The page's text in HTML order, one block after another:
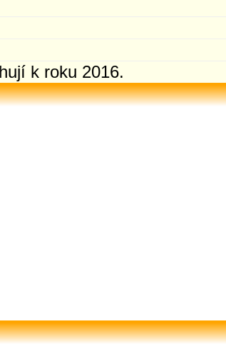
k roku 2016.